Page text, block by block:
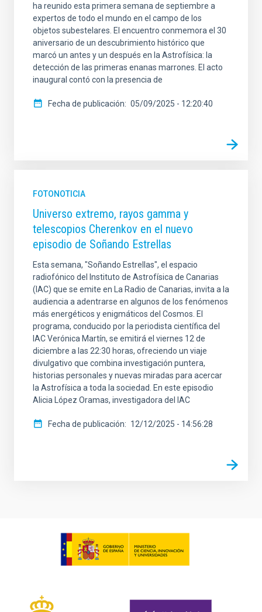
ha reunido esta primera semana de septiembre a
expertos de todo el mundo en el campo de los
objetos subestelares. El encuentro conmemora el 30
aniversario de un descubrimiento histórico que
marcó un antes y un después en la Astrofísica: la
detección de las primeras enanas marrones. El acto
inaugural contó con la presencia de
Fecha de publicación 05/09/2025 - 12:20:40
FOTONOTICIA
Universo extremo, rayos gamma y
telescopios Cherenkov en el nuevo
episodio de Soñando Estrellas
Esta semana, "Soñando Estrellas", el espacio
radiofónico del Instituto de Astrofísica de Canarias
(IAC) que se emite en La Radio de Canarias, invita a la
audiencia a adentrarse en algunos de los fenómenos
más energéticos y enigmáticos del Cosmos. El
programa, conducido por la periodista científica del
IAC Verónica Martín, se emitirá el viernes 12 de
diciembre a las 22:30 horas, ofreciendo un viaje
divulgativo que combina investigación puntera,
historias personales y nuevas miradas para acercar
la Astrofísica a toda la sociedad. En este episodio
Alicia López Oramas, investigadora del IAC
Fecha de publicación 12/12/2025 - 14:56:28